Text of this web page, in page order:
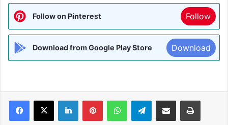
Follow on Pinterest Follow
Download from Google Play Store Download
Facebook
X LinkedInPinterestWhatsAppTelegramShare via Email Print